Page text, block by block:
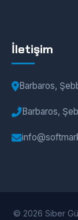
İletişim
Barbaros,
Barbaros,
© 2026 Siber